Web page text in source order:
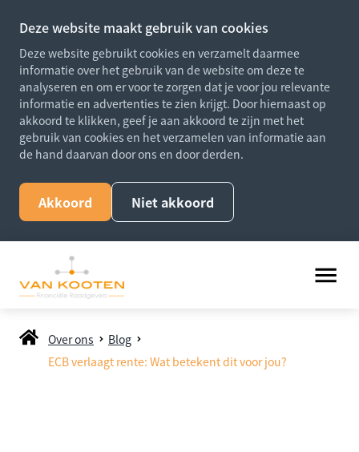
Deze website maakt gebruik van cookies
Deze website gebruikt cookies en verzamelt daarmee
informatie over het gebruik van de website om deze te
analyseren en om er voor te zorgen dat je voor jou relevante
informatie en advertenties te zien krijgt. Door hiernaast op
akkoord te klikken, geef je aan akkoord te zijn met het
gebruik van cookies en het verzamelen van informatie aan
de hand daarvan door ons en door derden.
Akkoord Niet akkoord
Over ons
Blog
ECB verlaagt rente: Wat betekent dit voor jou?